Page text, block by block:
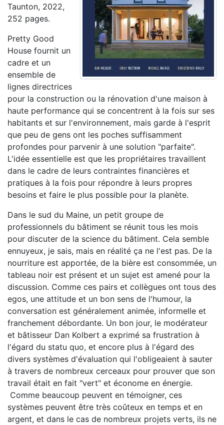
Taunton, 2022,
252 pages.
Pretty Good
House fournit un
cadre et un
ensemble de
lignes directrices
pour la construction ou la rénovation d'une maison à
haute performance qui se concentrent à la fois sur ses
habitants et sur l'environnement, mais garde à l'esprit
que peu de gens ont les poches suffisamment
profondes pour parvenir à une solution "parfaite".
L'idée essentielle est que les propriétaires travaillent
dans le cadre de leurs contraintes financières et
pratiques à la fois pour répondre à leurs propres
besoins et faire le plus possible pour la planète.
Dans le sud du Maine, un petit groupe de
professionnels du bâtiment se réunit tous les mois
pour discuter de la science du bâtiment. Cela semble
ennuyeux, je sais, mais en réalité ça ne l'est pas. De la
nourriture est apportée, de la bière est consommée, un
tableau noir est présent et un sujet est amené pour la
discussion. Comme ces pairs et collègues ont tous des
egos, une attitude et un bon sens de l'humour, la
conversation est généralement animée, informelle et
franchement débordante. Un bon jour, le modérateur
et bâtisseur Dan Kolbert a exprimé sa frustration à
l'égard du statu quo, et encore plus à l'égard des
divers systèmes d'évaluation qui l'obligeaient à sauter
à travers de nombreux cerceaux pour prouver que son
travail était en fait "vert" et économe en énergie.
Comme beaucoup peuvent en témoigner, ces
systèmes peuvent être très coûteux en temps et en
argent, et dans le cas de nombreux projets verts, ils ne